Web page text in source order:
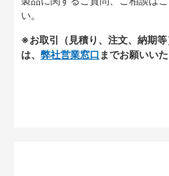
い。
※お取引（見積り、注文、納期
は、 弊社営業窓口 までお願いいた